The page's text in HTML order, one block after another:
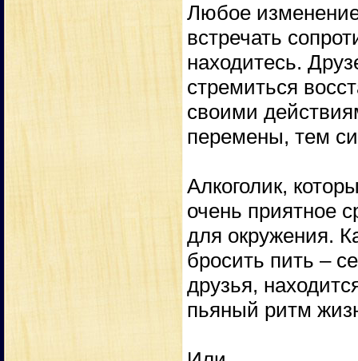
Любое
встречать
находитесь.
стремиться
своими
перемены, тем
Алкоголик,
очень приятное
для окружения.
бросить пить –
друзья,
пьяный ритм